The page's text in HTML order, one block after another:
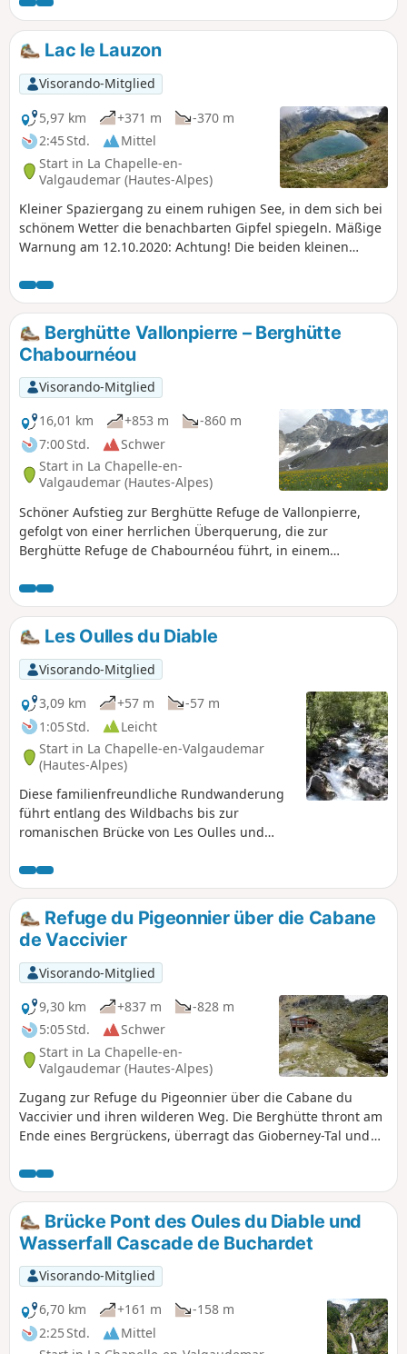
Ende der Wanderung mit den Oulles du
Diable.Lac le Lauzon
Visorando-Mitglied
5,97 km
+371 m
-370 m
2:45 Std.
Mittel
Start in La Chapelle-en-
Valgaudemar (Hautes-Alpes)
Kleiner Spaziergang zu einem ruhigen See, in dem sich bei
schönem Wetter die benachbarten Gipfel spiegeln. Mäßige
Warnung am 12.10.2020: Achtung! Die beiden kleinen
Siehe die Mitteilung von Lnltrn vom 12.10.2020.
Berghütte Vallonpierre – Berghütte
Chabournéou
Visorando-Mitglied
16,01 km
+853 m
-860 m
7:00 Std.
Schwer
Start in La Chapelle-en-
Valgaudemar (Hautes-Alpes)
Schöner Aufstieg zur Berghütte Refuge de Vallonpierre,
gefolgt von einer herrlichen Überquerung, die zur
Berghütte Refuge de Chabournéou führt, in einem
Sirac.
Les Oulles du Diable
Visorando-Mitglied
3,09 km
+57 m
-57 m
1:05 Std.
Leicht
Start in La Chapelle-en-Valgaudemar
(Hautes-Alpes)
Diese familienfreundliche Rundwanderung
führt entlang des Wildbachs bis zur
romanischen Brücke von Les Oulles und
den „Oulles du Diable”.
Refuge du Pigeonnier über die Cabane
de Vaccivier
Visorando-Mitglied
9,30 km
+837 m
-828 m
5:05 Std.
Schwer
Start in La Chapelle-en-
Valgaudemar (Hautes-Alpes)
Zugang zur Refuge du Pigeonnier über die Cabane du
Vaccivier und ihren wilderen Weg. Die Berghütte thront am
Ende eines Bergrückens, überragt das Gioberney-Tal und
Sirac.
Brücke Pont des Oules du Diable und
Wasserfall Cascade de Buchardet
Visorando-Mitglied
6,70 km
+161 m
-158 m
2:25 Std.
Mittel